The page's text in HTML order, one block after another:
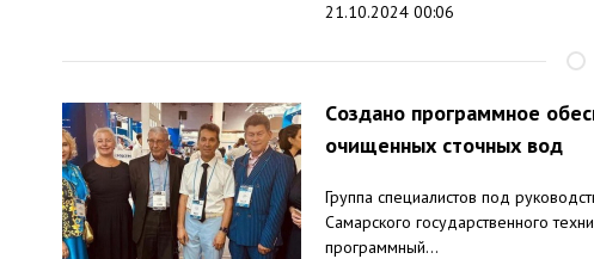
21.10.2024 00:06
Cоздано программное
очищенных сточных вод
Группа специалистов под
Самарского государственного
программный...